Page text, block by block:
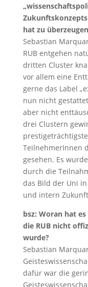
hat zu
Sebastian
RUB entgehen
dritten Cluster
vor allem eine
gerne das Label
nun nicht
aber nicht
drei Clustern
TeilnehmerInnen
gesehen. Es
durch die
das Bild der Uni
und intern
bsz: Woran hat
die RUB nicht
wurde?
Sebastian
dafür war die